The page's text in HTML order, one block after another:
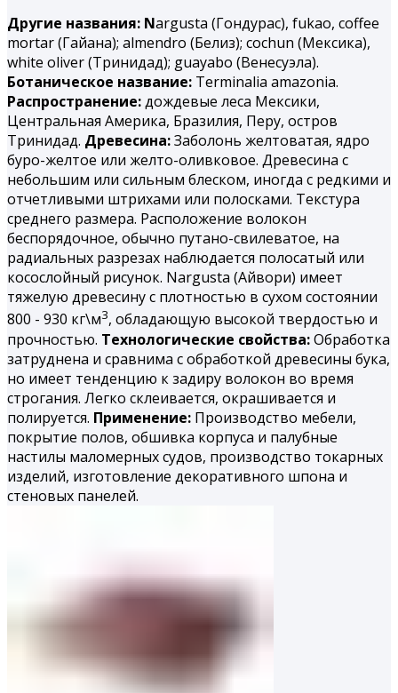
Другие названия: Nargusta (Гондурас), fukao, coffee
mortar (Гайана); almendro (Белиз); cochun (Мексика),
white oliver (Тринидад); guayabo (Венесуэла).
Ботаническое название: Terminalia amazonia.
Распространение:дождевые леса Мексики,
Центральная Америка, Бразилия, Перу, остров
Тринидад. Древесина:Заболонь желтоватая, ядро
буро-желтое или желто-оливковое. Древесина с
небольшим или сильным блеском, иногда с редкими и
отчетливыми штрихами или полосками. Текстура
среднего размера. Расположение волокон
беспорядочное, обычно путано-свилеватое, на
радиальных разрезах наблюдается полосатый или
косослойный рисунок. Nargusta (Айвори) имеет
тяжелую древесину с плотностью в сухом состоянии
800 - 930 кг\м3, обладающую высокой твердостью и
прочностью. Технологические свойства:Обработка
затруднена и сравнима с обработкой древесины бука,
но имеет тенденцию к задиру волокон во время
строгания. Легко склеивается, окрашивается и
полируется. Применение: Производство мебели,
покрытие полов, обшивка корпуса и палубные
настилы маломерных судов, производство токарных
изделий, изготовление декоративного шпона и
стеновых панелей.